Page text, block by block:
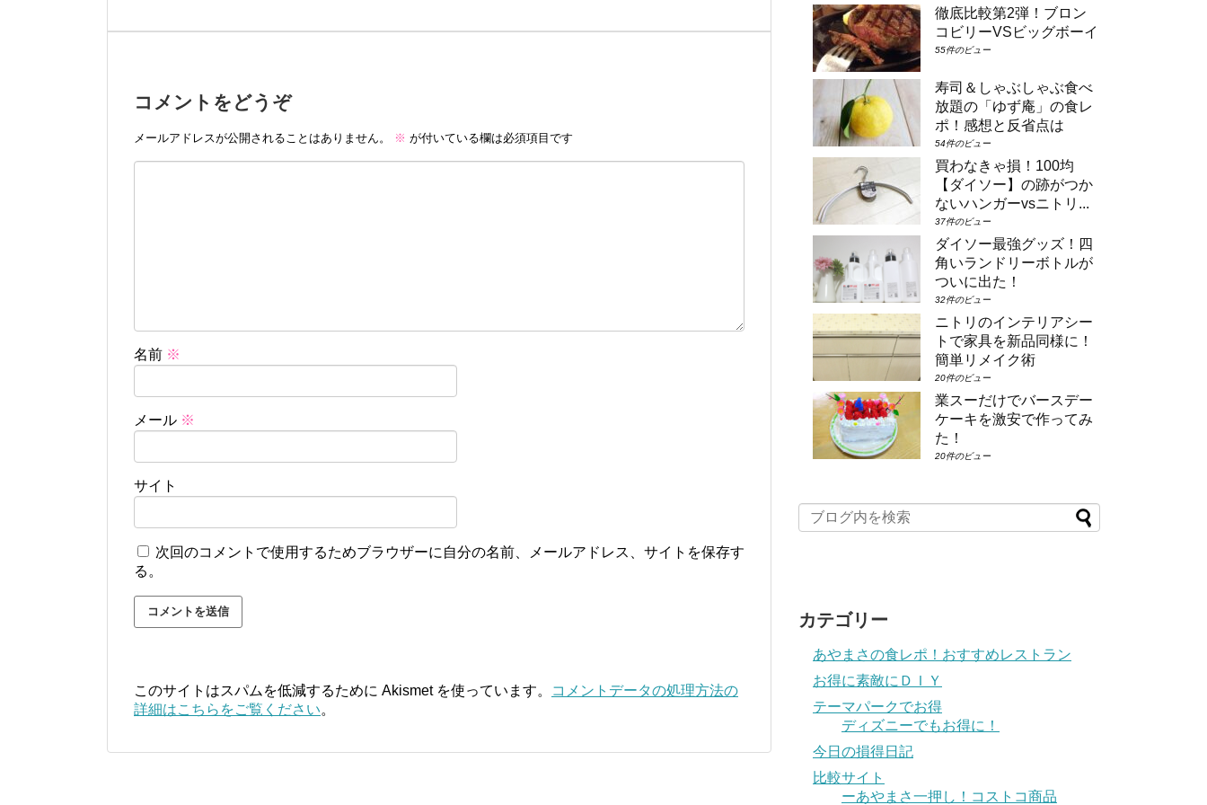
コメントをどうぞ
メールアドレスが公開されることはありません。 ※ が付いている欄は必須項目です
名前 ※
メール ※
サイト
次回のコメントで使用するためブラウザーに自分の名前、メールアドレス、サイトを保存す
る。
このサイトはスパムを低減するために Akismet を使っています。
コメントデータの処理方法の
詳細はこちらをご覧ください。
場合は①コンシェルジュ・スーペリアル
ーム（パークビュー）（3-6階）➁コン
シェルジュ・デラックスルーム（パーク
ビュー）（3-6階）③コンシェルジュ・
スーペリアルーム（パークビュー）（7-
8階）④コンシェルジュ・デラックスル
ーム（パークビュー）（7-8階）とな
り...
徹底比較第2弾！ブロン
コビリーVSビッグボーイ
55件のビュー
寿司＆しゃぶしゃぶ食べ
放題の「ゆず庵」の食レ
ポ！感想と反省点は
54件のビュー
買わなきゃ損！100均
【ダイソー】の跡がつか
ないハンガーvsニトリ...
37件のビュー
ダイソー最強グッズ！四
角いランドリーボトルが
ついに出た！
32件のビュー
ニトリのインテリアシー
トで家具を新品同様に！
簡単リメイク術
20件のビュー
業スーだけでバースデー
ケーキを激安で作ってみ
た！
20件のビュー
カテゴリー
あやまさの食レポ！おすすめレストラン
お得に素敵にＤＩＹ
テーマパークでお得
ディズニーでもお得に！
今日の損得日記
比較サイト
ーあやまさ一押し！コストコ商品